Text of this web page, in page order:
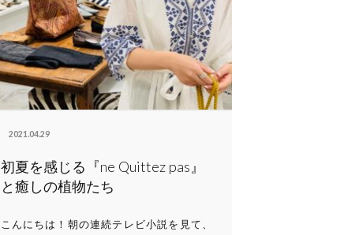
2021.04.29
初夏を感じる『ne Quittez pas』
と癒しの植物たち
こんにちは！朝の連続テレビ小説を見て、